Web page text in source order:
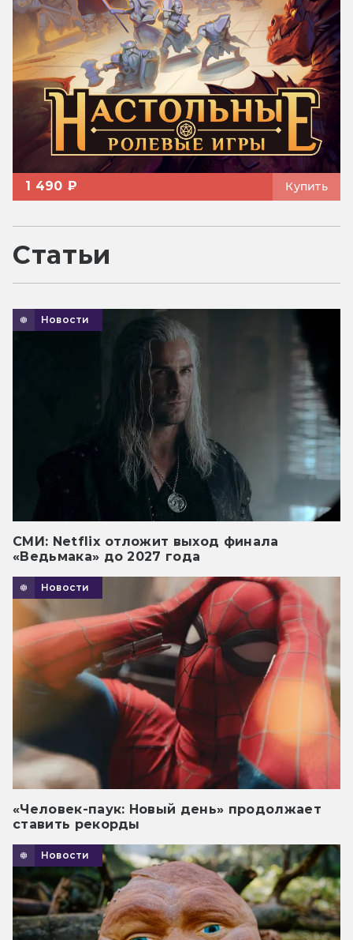
1 490 ₽ Купить
Статьи
Новости
СМИ: Netflix отложит выход финала
«Ведьмака» до 2027 года
Новости
«Человек-паук: Новый день» продолжает
ставить рекорды
Новости